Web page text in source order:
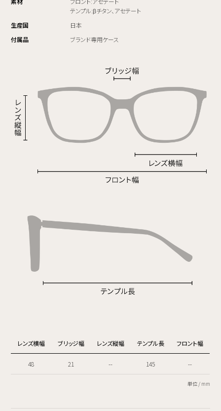
テンプル:βチタン、アセテート
生産国
日本
付属品
ブランド専用ケース
レンズ横幅 ブリッジ幅 レンズ縦幅 テンプル長 フロント幅
48 21 -- 145 --
単位 / mm